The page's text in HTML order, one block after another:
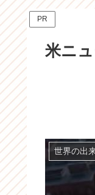
PR
米ニ
世界の出